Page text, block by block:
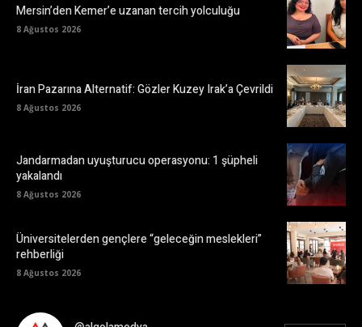
Mersin’den Kemer’e uzanan tercih yolculuğu
8 Ağustos 2026
İran Pazarına Alternatif: Gözler Kuzey Irak’a Çevrildi
8 Ağustos 2026
Jandarmadan uyuşturucu operasyonu: 1 şüpheli
yakalandı
8 Ağustos 2026
Üniversitelerden gençlere “geleceğin meslekleri”
rehberliği
8 Ağustos 2026